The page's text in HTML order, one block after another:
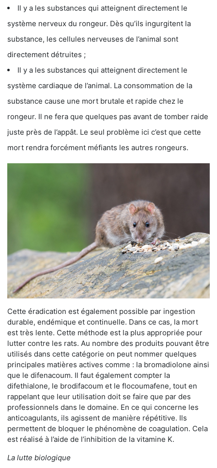
Il y a les substances qui atteignent directement le
système nerveux du rongeur. Dès qu’ils ingurgitent la
substance, les cellules nerveuses de l’animal sont
directement détruites ;
Il y a les substances qui atteignent directement le
système cardiaque de l’animal. La consommation de la
substance cause une mort brutale et rapide chez le
rongeur. Il ne fera que quelques pas avant de tomber raide
juste près de l’appât. Le seul problème ici c’est que cette
mort rendra forcément méfiants les autres rongeurs.
Cette éradication est également possible par ingestion
durable, endémique et continuelle. Dans ce cas, la mort
est très lente. Cette méthode est la plus appropriée pour
lutter contre les rats. Au nombre des produits pouvant être
utilisés dans cette catégorie on peut nommer quelques
principales matières actives comme : la bromadiolone ainsi
que le difenacoum. Il faut également compter la
difethialone, le brodifacoum et le flocoumafene, tout en
rappelant que leur utilisation doit se faire que par des
professionnels dans le domaine. En ce qui concerne les
anticoagulants, ils agissent de manière répétitive. Ils
permettent de bloquer le phénomène de coagulation. Cela
est réalisé à l’aide de l’inhibition de la vitamine K.
La lutte biologique